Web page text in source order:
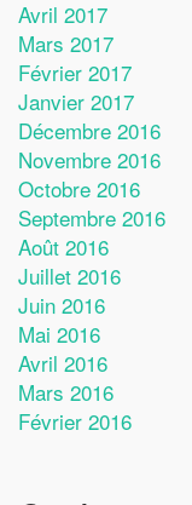
Avril 2017
Mars 2017
Février 2017
Janvier 2017
Décembre 2016
Novembre 2016
Octobre 2016
Septembre 2016
Août 2016
Juillet 2016
Juin 2016
Mai 2016
Avril 2016
Mars 2016
Février 2016